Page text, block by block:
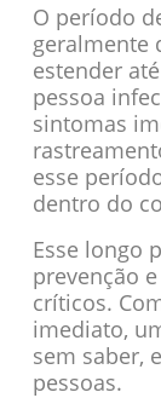
O período
geralmente
estender
pessoa
sintomas
esse
dentro do
Esse longo
prevenção
críticos.
imediato,
sem saber,
pessoas.